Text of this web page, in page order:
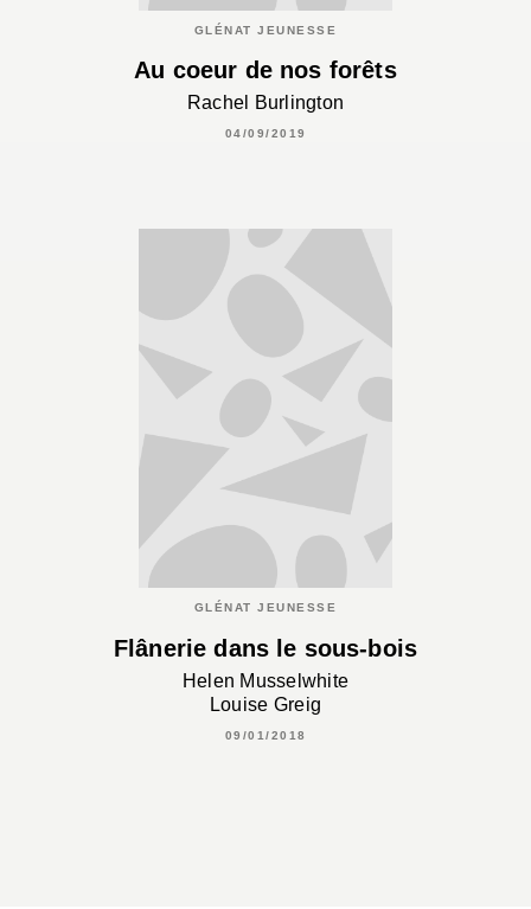
GLÉNAT JEUNESSE
Au coeur de nos forêts
Rachel Burlington
04/09/2019
GLÉNAT JEUNESSE
Flânerie dans le sous-bois
Helen Musselwhite
Louise Greig
09/01/2018